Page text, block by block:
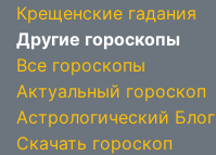
Крещенские гадания
Другие гороскопы
Все гороскопы
Актуальный гороскоп
Астрологический Блог
Скачать гороскоп